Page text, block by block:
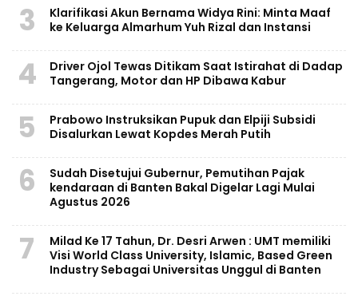
3
Klarifikasi Akun Bernama Widya Rini: Minta Maaf
ke Keluarga Almarhum Yuh Rizal dan Instansi
4
Driver Ojol Tewas Ditikam Saat Istirahat di Dadap
Tangerang, Motor dan HP Dibawa Kabur
5
Prabowo Instruksikan Pupuk dan Elpiji Subsidi
Disalurkan Lewat Kopdes Merah Putih
6
Sudah Disetujui Gubernur, Pemutihan Pajak
kendaraan di Banten Bakal Digelar Lagi Mulai
Agustus 2026
7
Milad Ke 17 Tahun, Dr. Desri Arwen : UMT memiliki
Visi World Class University, Islamic, Based Green
Industry Sebagai Universitas Unggul di Banten